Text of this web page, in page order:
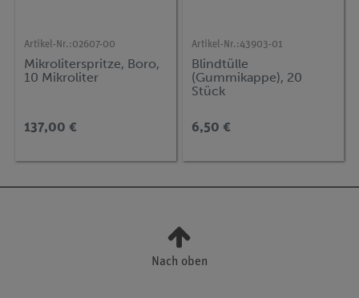
Artikel-Nr.:02607-00
Mikroliterspritze, Boro,
10 Mikroliter
137,00 €
Artikel-Nr.:43903-01
Blindtülle
(Gummikappe), 20
Stück
6,50 €
Nach oben